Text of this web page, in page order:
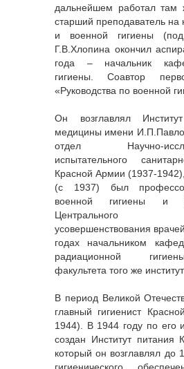
дальнейшем работал
старший преподаватель
и военной гигиены (под
Г.В.Хлопина окончил
года ‒ начальник
гигиены. Соавтор
«Руководства по военной
Он возглавлял
медицины имени
отдел Научно-
испытательного
Красной Армии (1937-
(с 1937) был
военной гигиены и
Центрального
усовершенствования
годах начальником
радиационной
факультета того же
В период Великой
главный гигиенист
1944). В 1944 году по его
создан Институт питания
который он возглавлял до
гигиенического